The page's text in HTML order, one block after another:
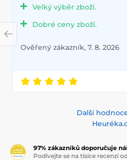
Velký výběr zboží.
Dobré ceny zboží.
Ověřený zákazník, 7. 8. 2026
Další
97% zákazníků doporučuje
Podívejte se na tisíce recenzí